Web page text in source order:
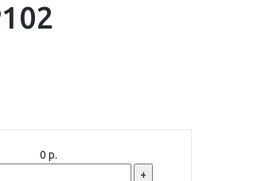
0 р.
+